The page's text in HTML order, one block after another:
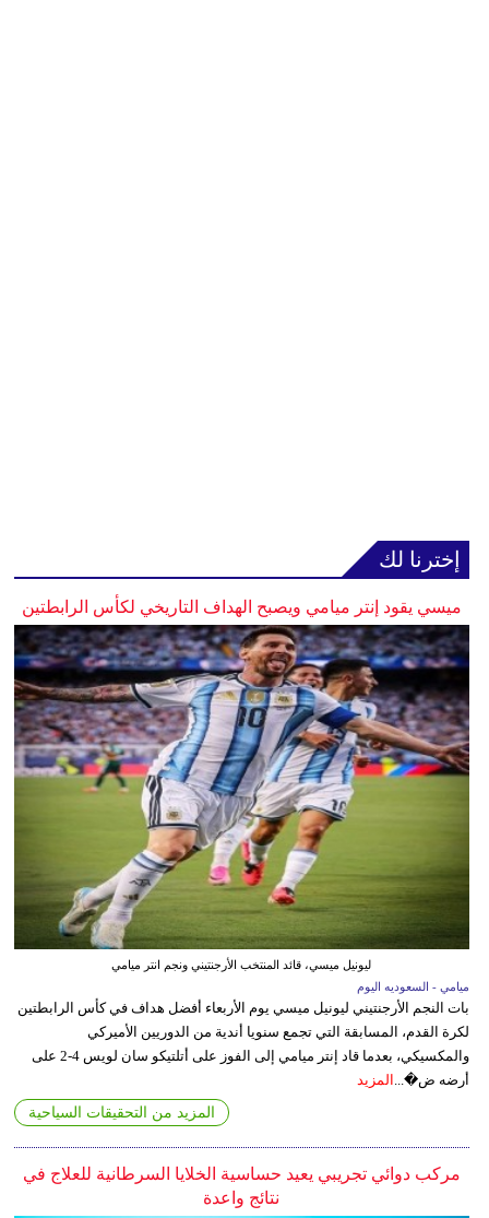
إخترنا لك
ميسي يقود إنتر ميامي ويصبح الهداف التاريخي لكأس الرابطتين
ليونيل ميسي، قائد المنتخب الأرجنتيني ونجم انتر ميامي
ميامي - السعوديه اليوم
بات النجم الأرجنتيني ليونيل ميسي يوم الأربعاء أفضل هداف في كأس الرابطتين
لكرة القدم، المسابقة التي تجمع سنويا أندية من الدوريين الأميركي
والمكسيكي، بعدما قاد إنتر ميامي إلى الفوز على أتلتيكو سان لويس 4-2 على
أرضه ض�... المزيد
المزيد من التحقيقات السياحية
مركب دوائي تجريبي يعيد حساسية الخلايا السرطانية للعلاج في
نتائج واعدة